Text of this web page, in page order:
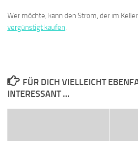
Wer möchte, kann den Strom, der im
vergünstigt kaufen.
FÜR DICH VIELLEICHT
INTERESSANT …